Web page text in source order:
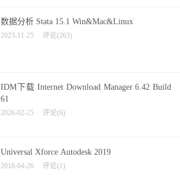
数据分析 Stata 15.1 Win&Mac&Linux
2023-11-25 评论(263)
IDM下载 Internet Download Manager 6.42 Build
61
2026-02-25 评论(6)
Universal Xforce Autodesk 2019
2018-04-26 评论(1)